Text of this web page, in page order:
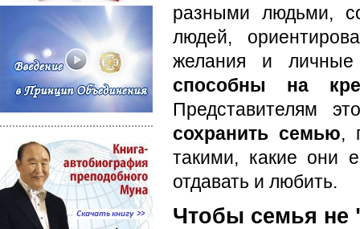
разными людьми,
людей,
желания и
способны на
Представителям
сохранить семью,
такими, какие они
отдавать и любить.
Чтобы семья не